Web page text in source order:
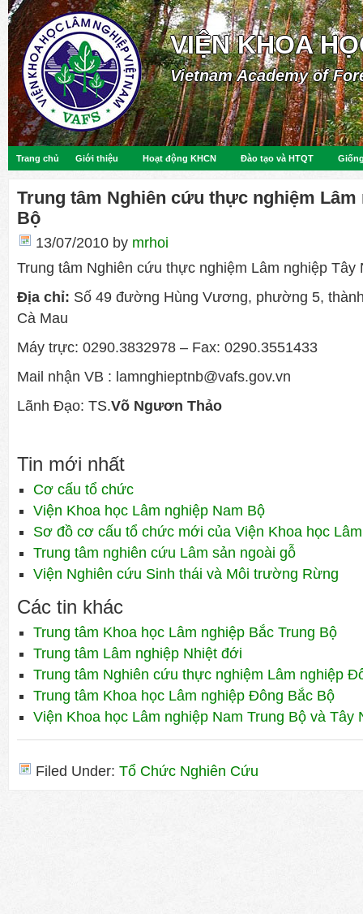
VIỆN KHOA
Vietnam Academy of
Trang chủ Giới thiệu Hoạt động KHCN Đào tạo và HTQT
Trung tâm Nghiên cứu thực nghiệm Lâm
Bộ
13/07/2010 by mrhoi
Trung tâm Nghiên cứu thực nghiệm Lâm nghiệp Tây
Địa chỉ: Số 49 đường Hùng Vương, phường 5,
Cà Mau
Máy trực: 0290.3832978 – Fax: 0290.3551433
Mail nhận VB : lamnghieptnb@vafs.gov.vn
Lãnh Đạo: TS.Võ Ngươn Thảo
Tin mới nhất
Cơ cấu tổ chức
Viện Khoa học Lâm nghiệp Nam Bộ
Sơ đồ cơ cấu tổ chức mới của Viện Khoa học
Trung tâm nghiên cứu Lâm sản ngoài gỗ
Viện Nghiên cứu Sinh thái và Môi trường Rừng
Các tin khác
Trung tâm Khoa học Lâm nghiệp Bắc Trung Bộ
Trung tâm Lâm nghiệp Nhiệt đới
Trung tâm Nghiên cứu thực nghiệm Lâm nghiệp
Trung tâm Khoa học Lâm nghiệp Đông Bắc Bộ
Viện Khoa học Lâm nghiệp Nam Trung Bộ và Tây
Filed Under: Tổ Chức Nghiên Cứu